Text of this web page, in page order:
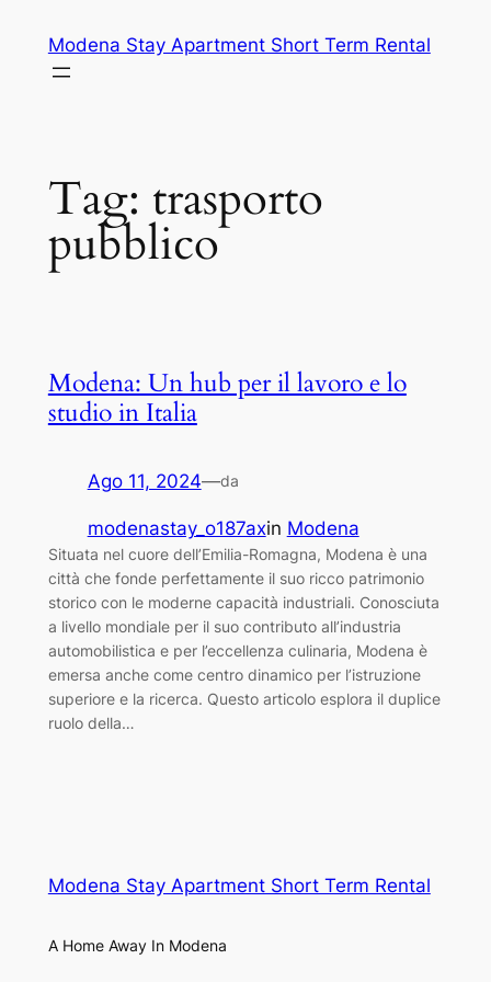
contenuto
Modena Stay Apartment Short Term Rental
Tag: trasporto
pubblico
Modena: Un hub per il lavoro e lo
studio in Italia
Ago 11, 2024—da
modenastay_o187axin Modena
Situata nel cuore dell’Emilia-Romagna, Modena è una
città che fonde perfettamente il suo ricco patrimonio
storico con le moderne capacità industriali. Conosciuta
a livello mondiale per il suo contributo all’industria
automobilistica e per l’eccellenza culinaria, Modena è
emersa anche come centro dinamico per l’istruzione
superiore e la ricerca. Questo articolo esplora il duplice
ruolo della…
Modena Stay Apartment Short Term Rental
A Home Away In Modena